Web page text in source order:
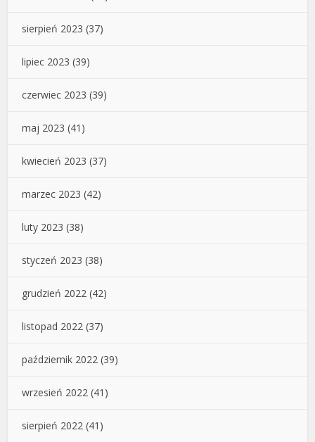
sierpień 2023 (37)
lipiec 2023 (39)
czerwiec 2023 (39)
maj 2023 (41)
kwiecień 2023 (37)
marzec 2023 (42)
luty 2023 (38)
styczeń 2023 (38)
grudzień 2022 (42)
listopad 2022 (37)
październik 2022 (39)
wrzesień 2022 (41)
sierpień 2022 (41)